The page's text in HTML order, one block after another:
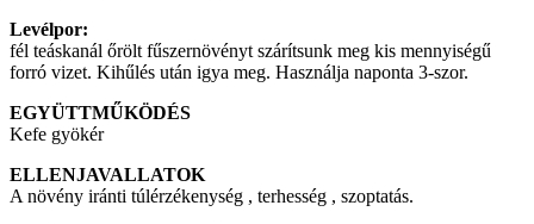
Levélpor:
fél teáskanál őrölt fűszernövényt szárítsunk meg kis mennyiségű
forró vizet. Kihűlés után igya meg. Használja naponta 3-szor.
EGYÜTTMŰKÖDÉS
Kefe gyökér
ELLENJAVALLATOK
A növény iránti túlérzékenység , terhesség , szoptatás.